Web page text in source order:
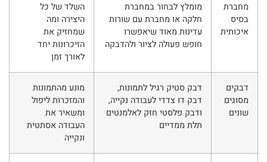
מחברת
בסיס
איכותית
מומלץ לבחור במחברת
חלקה או מחברת עם שורות
עדינות מאוד שיאפשרו
חופש פעולה לציור ולהדבקה
השלד של כל
היצירה ומה
שמחזיק את
הזיכרונות יחד
לאורך זמן
דבקים
מסוגים
שונים
דבק סטיק רגיל לתמונות,
דבק דו צדדי לעבודה נקייה,
ודבק פלסטי חזק לאלמנטים
תלת ממדיים
מונע מהתמונות
והמזכרות ליפול
ומשאיר את
העבודה אסתטית
ונקייה